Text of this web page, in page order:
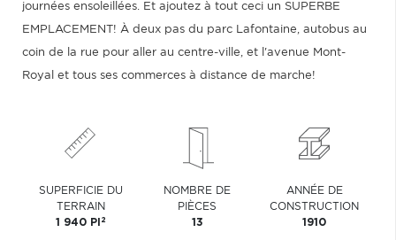
journées ensoleillées. Et ajoutez à tout ceci un SUPERBE
EMPLACEMENT! À deux pas du parc Lafontaine, autobus au
coin de la rue pour aller au centre-ville, et l'avenue Mont-
Royal et tous ses commerces à distance de marche!
SUPERFICIE DU
TERRAIN
1 940 PI 2
NOMBRE DE
PIÈCES
13
ANNÉE DE
CONSTRUCTION
1910